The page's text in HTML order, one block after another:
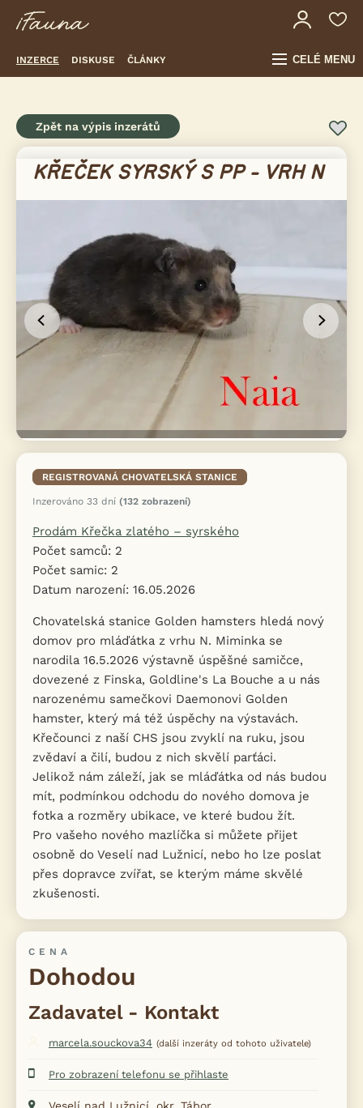
INZERCE DISKUSE ČLÁNKY CELÉ MENU
Zpět na výpis inzerátů
REGISTROVANÁ CHOVATELSKÁ STANICE
Inzerováno 33 dní (132 zobrazení)
Prodám Křečka zlatého – syrského
Počet samců: 2
Počet samic: 2
Datum narození: 16.05.2026
Chovatelská stanice Golden hamsters hledá nový
domov pro mláďátka z vrhu N. Miminka se
narodila 16.5.2026 výstavně úspěšné samičce,
dovezené z Finska, Goldline's La Bouche a u nás
narozenému samečkovi Daemonovi Golden
hamster, který má též úspěchy na výstavách.
Křečounci z naší CHS jsou zvyklí na ruku, jsou
zvědaví a čilí, budou z nich skvělí parťáci.
Jelikož nám záleží, jak se mláďátka od nás budou
mít, podmínkou odchodu do nového domova je
fotka a rozměry ubikace, ve které budou žít.
Pro vašeho nového mazlíčka si můžete přijet
osobně do Veselí nad Lužnicí, nebo ho lze poslat
přes dopravce zvířat, se kterým máme skvělé
zkušenosti.
CENA
Dohodou
Zadavatel - Kontakt
marcela.souckova34 (další inzeráty od tohoto uživatele)
Pro zobrazení telefonu se přihlaste
KŘEČEK SYRSKÝ S PP - VRH N